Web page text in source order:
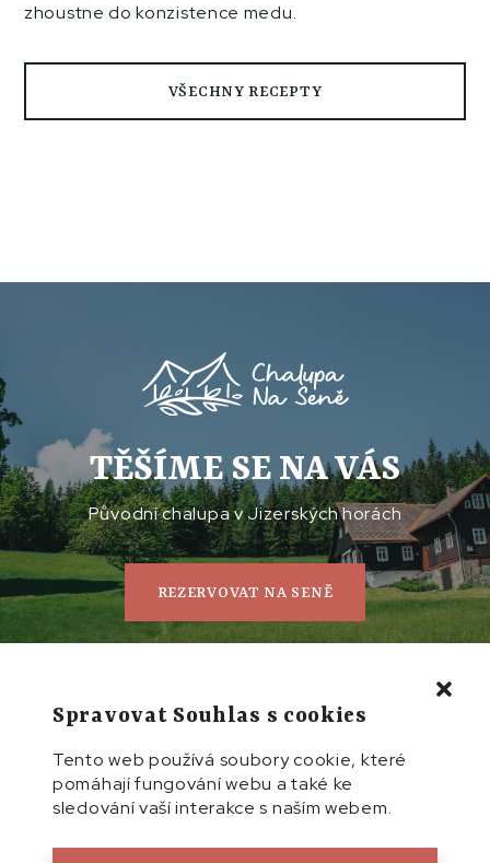
Spravovat Souhlas s cookies
Tento web používá soubory cookie, které
pomáhají fungování webu a také ke
sledování vaší interakce s naším webem.
zhoustne do konzistence medu.
VŠECHNY RECEPTY
TĚŠÍME SE NA VÁS
Původní chalupa v Jizerských horách
REZERVOVAT NA SENĚ
KONTAKT